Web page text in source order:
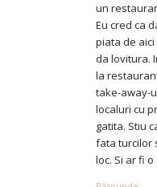
un
Eu cred ca
piata de aici
da lovitura.
la
take-away-
localuri cu
gatita. Stiu
fata turcilor
loc. Si ar fi